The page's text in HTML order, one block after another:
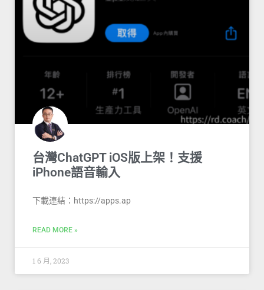
台灣ChatGPT iOS版上架！支援
iPhone語音輸入
下載連結：https://apps.ap
READ MORE »
1 6 月, 2023